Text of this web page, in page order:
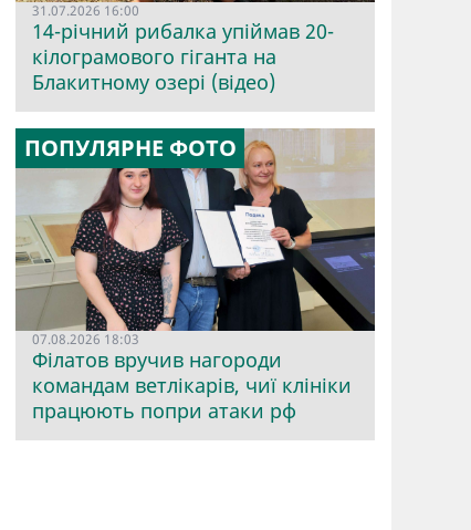
31.07.2026 16:00
14-річний рибалка упіймав 20-
кілограмового гіганта на
Блакитному озері (відео)
ПОПУЛЯРНЕ ФОТО
07.08.2026 18:03
Філатов вручив нагороди
командам ветлікарів, чиї клініки
працюють попри атаки рф